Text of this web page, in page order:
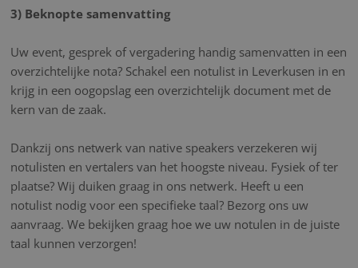
3) Beknopte samenvatting
Uw event, gesprek of vergadering handig samenvatten in een
overzichtelijke nota? Schakel een notulist in Leverkusen in en
krijg in een oogopslag een overzichtelijk document met de
kern van de zaak.
Dankzij ons netwerk van native speakers verzekeren wij
notulisten en vertalers van het hoogste niveau. Fysiek of ter
plaatse? Wij duiken graag in ons netwerk. Heeft u een
notulist nodig voor een specifieke taal? Bezorg ons uw
aanvraag. We bekijken graag hoe we uw notulen in de juiste
taal kunnen verzorgen!